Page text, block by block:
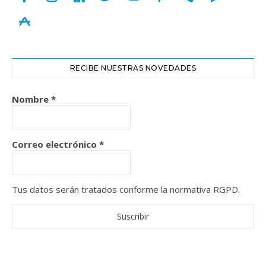
appstore
RECIBE NUESTRAS NOVEDADES
Nombre *
Correo electrónico *
Tus datos serán tratados conforme la normativa RGPD.